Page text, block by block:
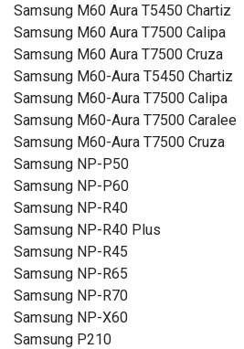
Samsung M60 Aura T5450 Chartiz
Samsung M60 Aura T7500 Calipa
Samsung M60 Aura T7500 Cruza
Samsung M60-Aura T5450 Chartiz
Samsung M60-Aura T7500 Calipa
Samsung M60-Aura T7500 Caralee
Samsung M60-Aura T7500 Cruza
Samsung NP-P50
Samsung NP-P60
Samsung NP-R40
Samsung NP-R40 Plus
Samsung NP-R45
Samsung NP-R65
Samsung NP-R70
Samsung NP-X60
Samsung P210